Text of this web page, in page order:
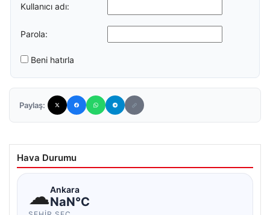
Kullanıcı adı:
Parola:
Beni hatırla
Paylaş:
Hava Durumu
☁Ankara
NaN°C